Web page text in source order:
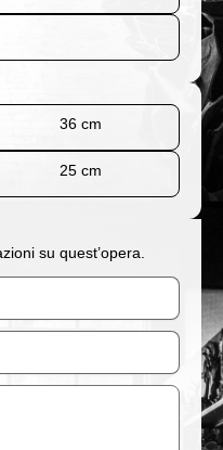
36 cm
25 cm
su quest’opera.